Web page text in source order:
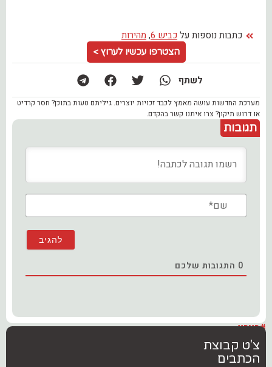
כתבות נוספות עלכביש 6 ,מהירות
הצטרפו עכשיו לערוץ >
לשתף
מערכת החדשות עושה מאמץ לכבד זכויות יוצרים. גיליתם טעות בתוכן? חסר קרדיט
או דרוש תיקון? צרו איתנו קשר בהקדם.
תגובות
0 התגובות שלכם
#בארץ
צ'ט קבוצת
הכתבים